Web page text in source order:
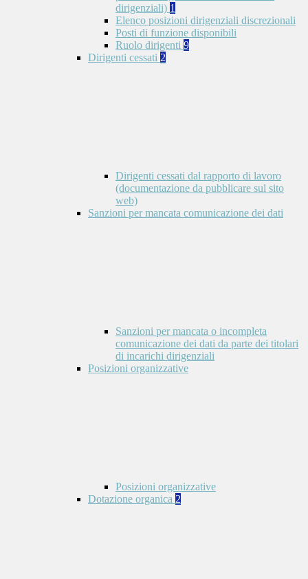
dirigenziali) 1
Elenco posizioni dirigenziali discrezionali
Posti di funzione disponibili
Ruolo dirigenti 9
Dirigenti cessati 2
Dirigenti cessati dal rapporto di lavoro
(documentazione da pubblicare sul sito
web)
Sanzioni per mancata comunicazione dei dati
Sanzioni per mancata o incompleta
comunicazione dei dati da parte dei titolari
di incarichi dirigenziali
Posizioni organizzative
Posizioni organizzative
Dotazione organica 2